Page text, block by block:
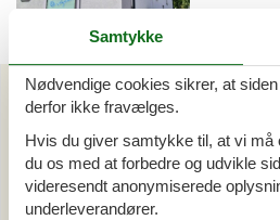
Emne nr.: 301-
AT6450.730.6
Artikeltyper
Sommerhus
Din Cofman ferie
Samtykke
Nødvendige cookies sikrer, at
derfor ikke fravælges.
Hvis du giver samtykke til, at vi
du os med at forbedre og udvikle
videresendt anonymiserede
underleverandører.